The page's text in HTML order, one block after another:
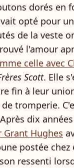
dorés en
opté pour
de la veste
l'amour
celle avec
Scott. Elle
fin à leur
tromperie.
dix
Grant Hughes
postée chez
ressenti